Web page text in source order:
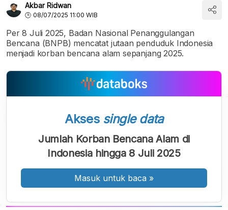
Akbar Ridwan
08/07/2025 11:00 WIB
Per 8 Juli 2025, Badan Nasional Penanggulangan
Bencana (BNPB) mencatat jutaan penduduk Indonesia
menjadi korban bencana alam sepanjang 2025.
Akses single data
Jumlah Korban Bencana Alam di
Indonesia hingga 8 Juli 2025
Masuk untuk baca »